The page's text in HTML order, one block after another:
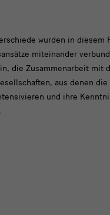
wurden in diesem
miteinander
die Zusammenarbeit mit
aus denen die
und ihre